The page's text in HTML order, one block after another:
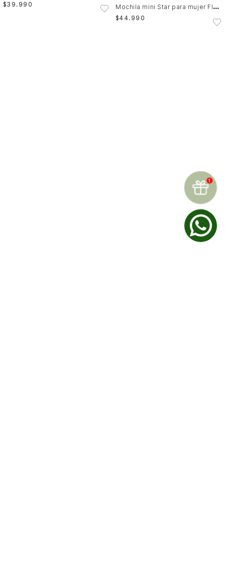
$39 . 990 M
ochila mini Star para mujer Fly Up
$44. 990